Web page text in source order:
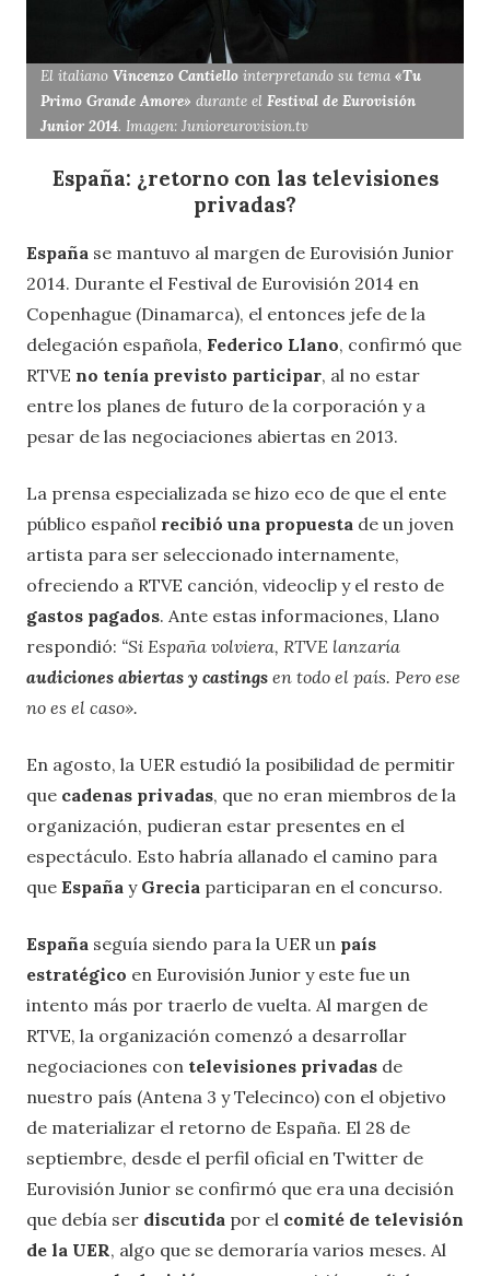
El italianoVincenzo Cantiello interpretando su tema«Tu
Primo Grande Amore» durante elFestival de Eurovisión
Junior 2014. Imagen: Junioreurovision.tv
España: ¿retorno con las televisiones
privadas?
España se mantuvo al margen de Eurovisión Junior
2014. Durante el Festival de Eurovisión 2014 en
Copenhague (Dinamarca), el entonces jefe de la
delegación española, Federico Llano, confirmó que
RTVE no tenía previsto participar, al no estar
entre los planes de futuro de la corporación y a
pesar de las negociaciones abiertas en 2013.
La prensa especializada se hizo eco de que el ente
público español recibió una propuesta de un joven
artista para ser seleccionado internamente,
ofreciendo a RTVE canción, videoclip y el resto de
gastos pagados. Ante estas informaciones, Llano
respondió: “Si España volviera, RTVE lanzaría
audiciones abiertas y castings en todo el país. Pero ese
no es el caso».
En agosto, la UER estudió la posibilidad de permitir
que cadenas privadas, que no eran miembros de la
organización, pudieran estar presentes en el
espectáculo. Esto habría allanado el camino para
que España y Grecia participaran en el concurso.
España seguía siendo para la UER un país
estratégico en Eurovisión Junior y este fue un
intento más por traerlo de vuelta. Al margen de
RTVE, la organización comenzó a desarrollar
negociaciones con televisiones privadas de
nuestro país (Antena 3 y Telecinco) con el objetivo
de materializar el retorno de España. El 28 de
septiembre, desde el perfil oficial en Twitter de
Eurovisión Junior se confirmó que era una decisión
que debía ser discutida por el comité de televisión
de la UER, algo que se demoraría varios meses. Al